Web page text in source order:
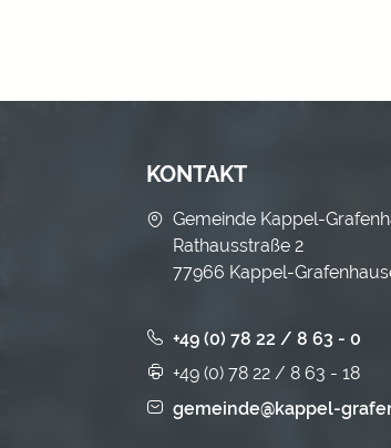
KONTAKT
Gemeinde Kappel-
Rathausstraße 2
77966 Kappel-
+49 (0) 78 22 / 8 63 - 0
+49 (0) 78 22 / 8 63 - 18
gemeinde@kappel-